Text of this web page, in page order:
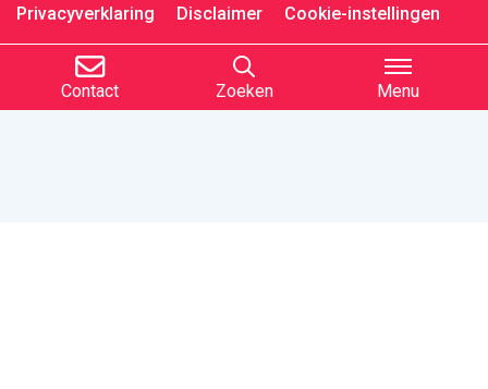
Privacyverklaring
Disclaimer Cookie-instellingen
Contact Zoeken Menu